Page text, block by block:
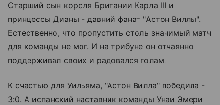
Старший сын короля Британии Карла III и
принцессы Дианы - давний фанат "Астон Виллы".
Естественно, что пропустить столь значимый матч
для команды не мог. И на трибуне он отчаянно
поддерживал своих и радовался голам.
К счастью для Уильяма, "Астон Вилла" победила -
3:0. А испанский наставник команды Унаи Эмери